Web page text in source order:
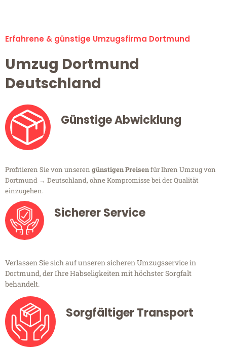
Erfahrene & günstige Umzugsfirma Dortmund
Umzug Dortmund
Deutschland
Günstige Abwicklung
Profitieren Sie von unseren günstigen Preisenfür Ihren Umzug von
Dortmund → Deutschland, ohne Kompromisse bei der Qualität
einzugehen.
Sicherer Service
Verlassen Sie sich auf unseren sicheren Umzugsservice in
Dortmund, der Ihre Habseligkeiten mit höchster Sorgfalt
behandelt.
Sorgfältiger Transport